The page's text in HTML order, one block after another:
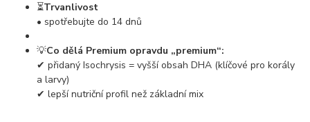
⏳Trvanlivost
• spotřebujte do 14 dnů
💡Co dělá Premium opravdu „premium“:
✔ přidaný Isochrysis = vyšší obsah DHA (klíčové pro korály
a larvy)
✔ lepší nutriční profil než základní mix